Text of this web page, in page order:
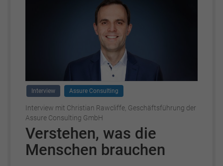
Interview Assure Consulting
Interview mit Christian Rawcliffe, Geschäftsführung der
Assure Consulting GmbH
Verstehen, was die
Menschen brauchen